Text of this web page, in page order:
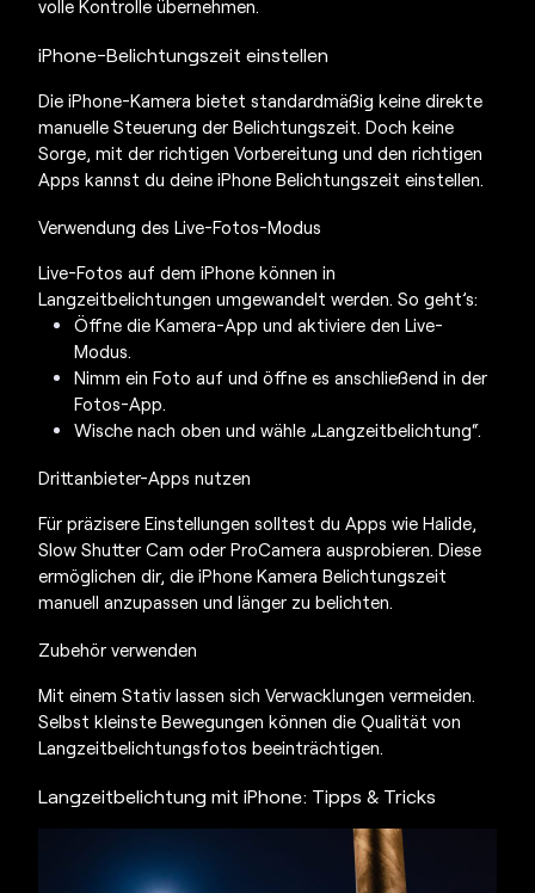
volle Kontrolle übernehmen.
iPhone-Belichtungszeit einstellen
Die iPhone-Kamera bietet standardmäßig keine direkte
manuelle Steuerung der Belichtungszeit. Doch keine
Sorge, mit der richtigen Vorbereitung und den richtigen
Apps kannst du deine iPhone Belichtungszeit einstellen.
Verwendung des Live-Fotos-Modus
Live-Fotos auf dem iPhone können in
Langzeitbelichtungen umgewandelt werden. So geht’s:
Öffne die Kamera-App und aktiviere den Live-
Modus.
Nimm ein Foto auf und öffne es anschließend in der
Fotos-App.
Wische nach oben und wähle „Langzeitbelichtung“.
Drittanbieter-Apps nutzen
Für präzisere Einstellungen solltest du Apps wie Halide,
Slow Shutter Cam oder ProCamera ausprobieren. Diese
ermöglichen dir, dieiPhone Kamera Belichtungszeit
manuell anzupassen und länger zu belichten.
Zubehör verwenden
Mit einem Stativ lassen sich Verwacklungen vermeiden.
Selbst kleinste Bewegungen können die Qualität von
Langzeitbelichtungsfotos beeinträchtigen.
Langzeitbelichtung mit iPhone: Tipps & Tricks